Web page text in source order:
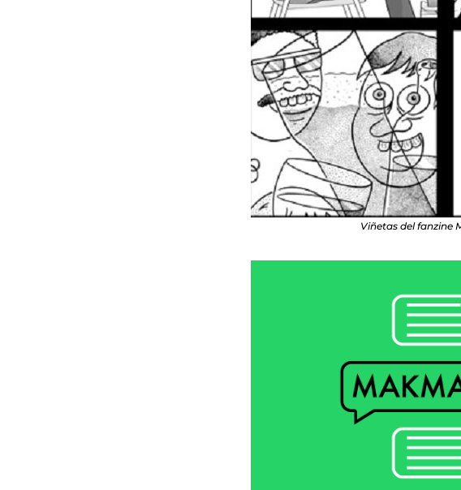
Viñetas del fanzine